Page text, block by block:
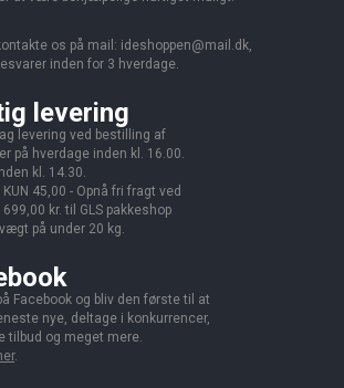
os på mail: ideshoppen@mail.dk,
inden for 3 hverdage.
levering
levering ved bestilling af
på hverdage inden kl. 16.00.
kl. 14.30.
KUN 45,00 - Opnå fri fragt ved
699,00 kr. til GLS pakkeshop
på under 20 kg.
Facebook og bliv den første til at
nye, deltage i konkurrencer,
tilbud og meget mere.
.